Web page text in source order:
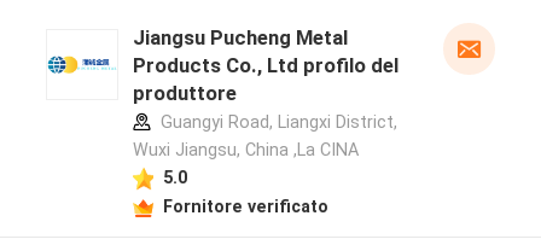
Jiangsu Pucheng Metal
Products Co., Ltd profilo del
produttore
Guangyi Road, Liangxi District,
Wuxi Jiangsu, China ,La CINA
5.0
Fornitore verificato